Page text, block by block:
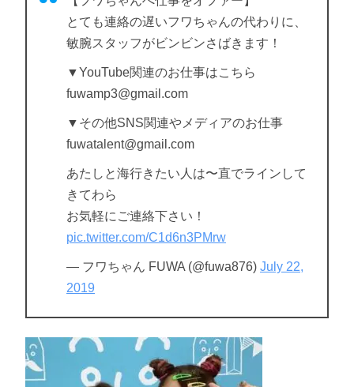
とても連絡の遅いフワちゃんの代わりに、
敏腕スタッフがビンビンさばきます！
▼YouTube関連のお仕事はこちら
fuwamp3@gmail.com
▼その他SNS関連やメディアのお仕事
fuwatalent@gmail.com
あたしと海行きたい人は〜直でラインして
きてわら
お気軽にご連絡下さい！
pic.twitter.com/C1d6n3PMrw
— フワちゃん FUWA (@fuwa876) July 22,
2019